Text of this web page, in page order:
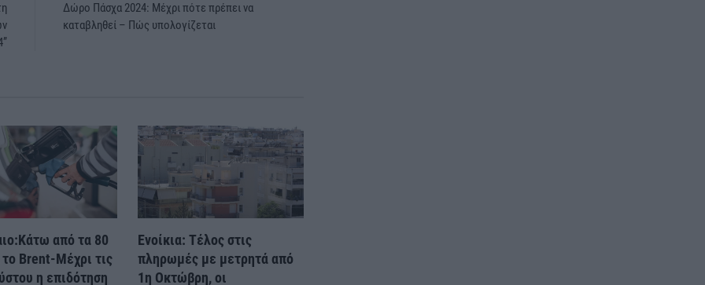
Δώρο Πάσχα 2024: Μέχρι πότε πρέπει να
καταβληθεί – Πώς υπολογίζεται
από τα 80
το Brent-Μέχρι τις
η επιδότηση
Ενοίκια: Τέλος στις
πληρωμές με μετρητά από
1η Οκτώβρη, οι